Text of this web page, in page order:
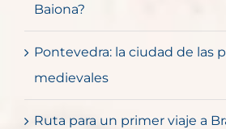
Baiona?
Pontevedra: la ciudad de las
medievales
Ruta para un primer viaje a